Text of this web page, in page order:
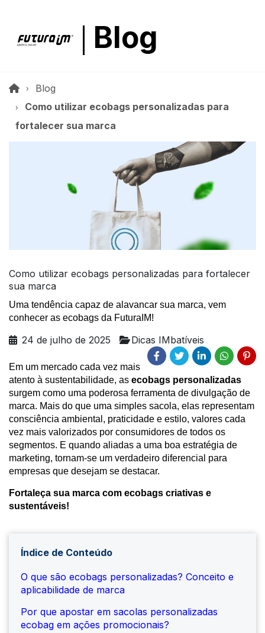
Blog
Blog
Como utilizar ecobags personalizadas para
fortalecer sua marca
Como utilizar ecobags personalizadas para fortalecer
sua marca
Uma tendência capaz de alavancar sua marca, vem
conhecer as ecobags da FuturaIM!
24 de julho de 2025 Dicas IMbatíveis
Em um mercado cada vez mais
atento à sustentabilidade, as ecobags personalizadas
surgem como uma poderosa ferramenta de divulgação de
marca. Mais do que uma simples sacola, elas representam
consciência ambiental, praticidade e estilo, valores cada
vez mais valorizados por consumidores de todos os
segmentos. E quando aliadas a uma boa estratégia de
marketing, tornam-se um verdadeiro diferencial para
empresas que desejam se destacar.
Fortaleça sua marca com ecobags criativas e
sustentáveis!
Índice de Conteúdo
O que são ecobags personalizadas? Conceito e
aplicabilidade de marca
Por que apostar em sacolas personalizadas
ecobag em ações promocionais?